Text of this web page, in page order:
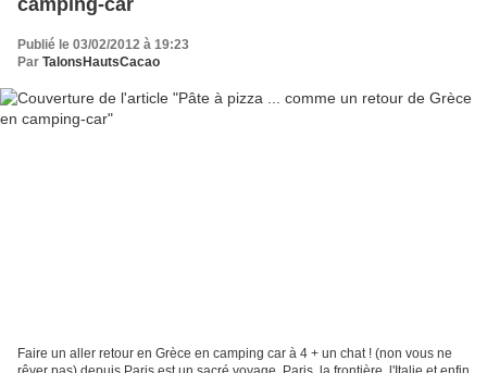
camping-car
Publié le 03/02/2012 à 19:23
Par TalonsHautsCacao
Faire un aller retour en Grèce en camping car à 4 + un chat ! (non vous ne